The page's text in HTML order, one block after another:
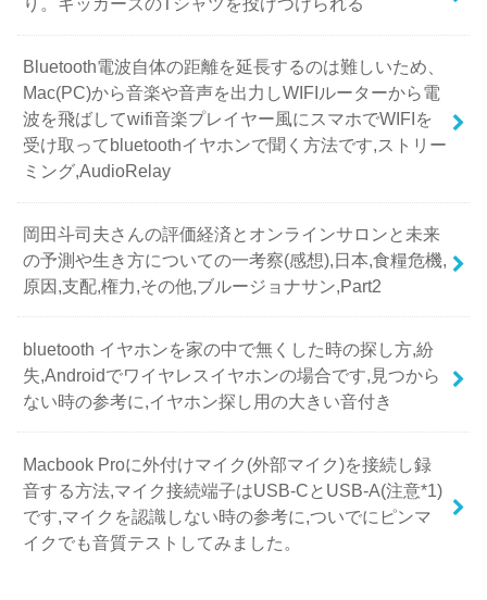
Bluetooth電波自体の距離を延長するのは難しいため、
Mac(PC)から音楽や音声を出力しWIFIルーターから電
波を飛ばしてwifi音楽プレイヤー風にスマホでWIFIを
受け取ってbluetoothイヤホンで聞く方法です,ストリー
ミング,AudioRelay
岡田斗司夫さんの評価経済とオンラインサロンと未来
の予測や生き方についての一考察(感想),日本,食糧危機,
原因,支配,権力,その他,ブルージョナサン,Part2
bluetooth イヤホンを家の中で無くした時の探し方,紛
失,Androidでワイヤレスイヤホンの場合です,見つから
ない時の参考に,イヤホン探し用の大きい音付き
Macbook Proに外付けマイク(外部マイク)を接続し録
音する方法,マイク接続端子はUSB-CとUSB-A(注意*1)
です,マイクを認識しない時の参考に,ついでにピンマ
イクでも音質テストしてみました。